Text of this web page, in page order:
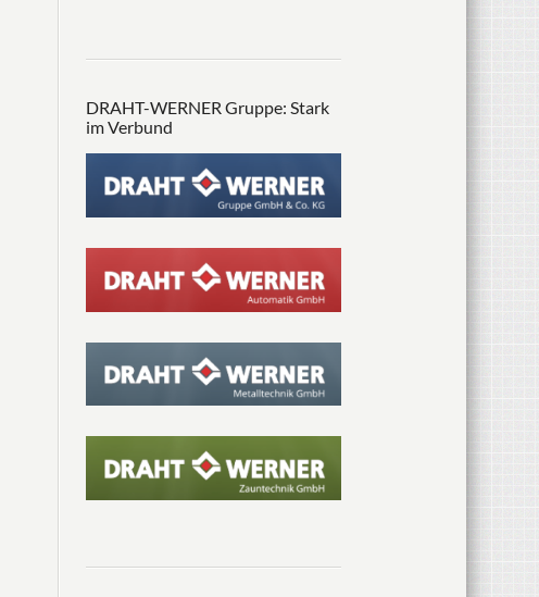
DRAHT-WERNER Gruppe: Stark
im Verbund